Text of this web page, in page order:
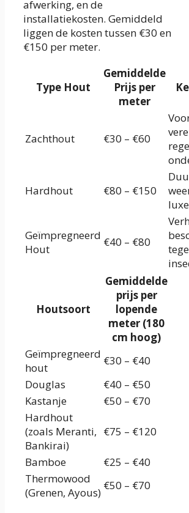
afwerking, en de
installatiekosten. Gemiddeld
liggen de kosten tussen €30 en
€150 per meter.
Type Hout
Gemiddelde
Prijs per
meter
Zachthout €30 – €60
Hardhout €80 – €150
Geïmpregneerd
Hout
€40 – €80
Houtsoort
Gemiddelde
prijs per
lopende
meter (180
cm hoog)
Geïmpregneerd
hout
€30 – €40
Douglas
€40 – €50
Kastanje
€50 – €70
Hardhout
(zoals Meranti,
Bankirai)
€75 – €120
Bamboe
€25 – €40
Thermowood
(Grenen, Ayous)
€50 – €70